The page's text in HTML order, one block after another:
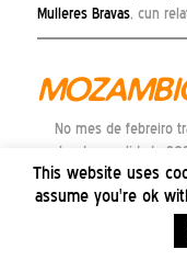
Mulleres Bravas, cun
No mes de febreiro
peche da anualidade
continuidade das
Auga de Mozambique
avances acadados ata
desenvolvemento que
This website uses
assume you're ok